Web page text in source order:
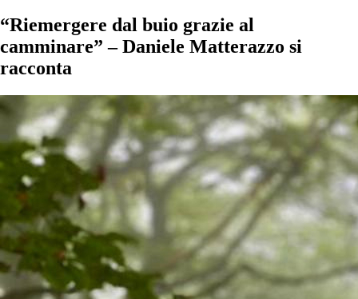
“Riemergere dal buio grazie al
camminare” – Daniele Matterazzo si
racconta